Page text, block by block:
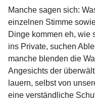
Manche sagen sich:
einzelnen Stimme
Dinge kommen eh, wie
ins Private, suchen
manche blenden die
Angesichts der
lauern, selbst von
eine verständliche